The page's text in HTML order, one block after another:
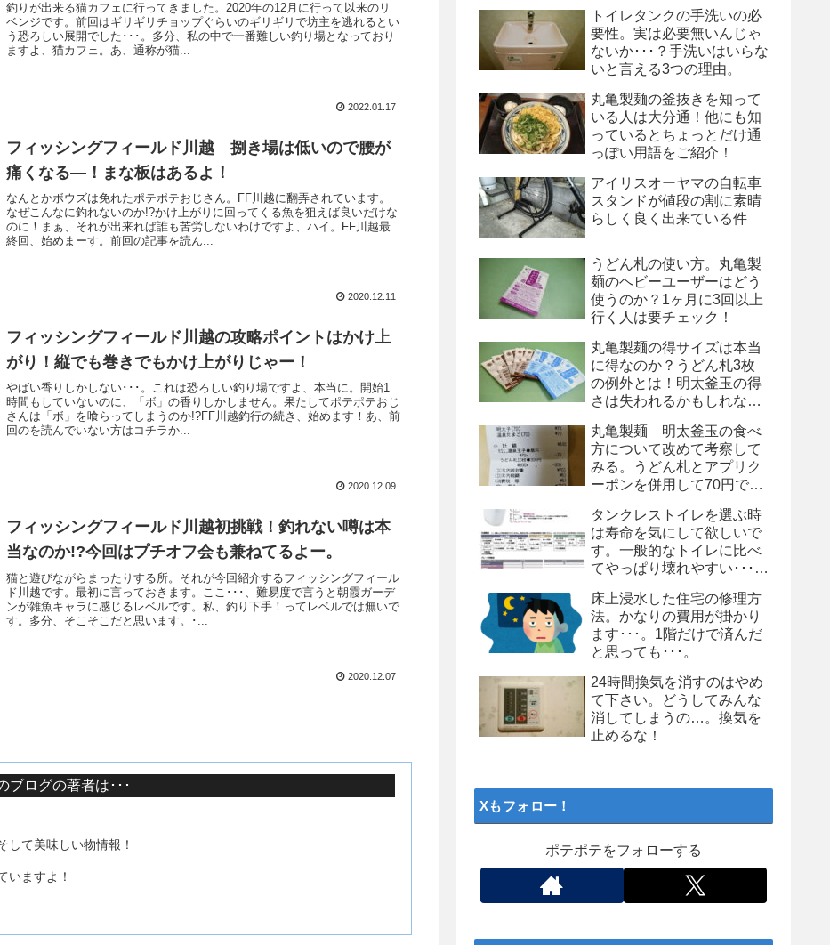
釣りが出来る猫カフェに行ってきました。2020年の12月に行って以来のリ
ベンジです。前回はギリギリチョップぐらいのギリギリで坊主を逃れるとい
う恐ろしい展開でした･･･。多分、私の中で一番難しい釣り場となっており
ますよ、猫カフェ。あ、通称が猫...
2022.01.17
フィッシングフィールド川越 捌き場は低いので腰が
痛くなる―！まな板はあるよ！
なんとかボウズは免れたポテポテおじさん。FF川越に翻弄されています。
なぜこんなに釣れないのか!?かけ上がりに回ってくる魚を狙えば良いだけな
のに！まぁ、それが出来れば誰も苦労しないわけですよ、ハイ。FF川越最
終回、始めまーす。前回の記事を読ん...
2020.12.11
フィッシングフィールド川越の攻略ポイントはかけ上
がり！縦でも巻きでもかけ上がりじゃー！
やばい香りしかしない･･･。これは恐ろしい釣り場ですよ、本当に。開始1
時間もしていないのに、「ボ」の香りしかしません。果たしてポテポテおじ
さんは「ボ」を喰らってしまうのか!?FF川越釣行の続き、始めます！あ、前
回のを読んでいない方はコチラか...
2020.12.09
フィッシングフィールド川越初挑戦！釣れない噂は本
当なのか!?今回はプチオフ会も兼ねてるよー。
猫と遊びながらまったりする所。それが今回紹介するフィッシングフィール
ド川越です。最初に言っておきます。ここ･･･、難易度で言うと朝霞ガーデ
ンが雑魚キャラに感じるレベルです。私、釣り下手！ってレベルでは無いで
す。多分、そこそこだと思います。･...
2020.12.07
ブログの著者は･･･
して美味しい物情報！
いますよ！
トイレタンクの手洗いの必
要性。実は必要無いんじゃ
ないか･･･？手洗いはいらな
いと言える3つの理由。
丸亀製麺の釜抜きを知って
いる人は大分通！他にも知
っているとちょっとだけ通
っぽい用語をご紹介！
アイリスオーヤマの自転車
スタンドが値段の割に素晴
らしく良く出来ている件
うどん札の使い方。丸亀製
麺のヘビーユーザーはどう
使うのか？1ヶ月に3回以上
行く人は要チェック！
丸亀製麺の得サイズは本当
に得なのか？うどん札3枚
の例外とは！明太釜玉の得
さは失われるかもしれな
丸亀製麺 明太釜玉の食べ
方について改めて考察して
みる。うどん札とアプリク
ーポンを併用して70円で
タンクレストイレを選ぶ時
は寿命を気にして欲しいで
す。一般的なトイレに比べ
てやっぱり壊れやすい･･･。
よ、タンクレストイレ
床上浸水した住宅の修理方
法。かなりの費用が掛かり
ます･･･。1階だけで済んだ
と思っても･･･。
24時間換気を消すのはやめ
て下さい。どうしてみんな
消してしまうの…。換気を
止めるな！
Xもフォロー！
ポテポテをフォローする